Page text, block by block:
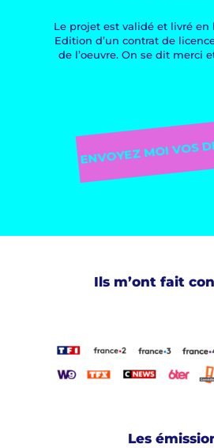
Le projet est validé et livré
Edition d’un contrat de
de l’oeuvre. On se dit merci
ENVOYEZ MOI VOS
Ils m’ont fait
Les